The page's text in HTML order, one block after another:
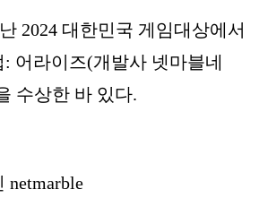
2024 대한민국 게임대상에서
: 어라이즈(개발사 넷마블네
수상한 바 있다.
netmarble